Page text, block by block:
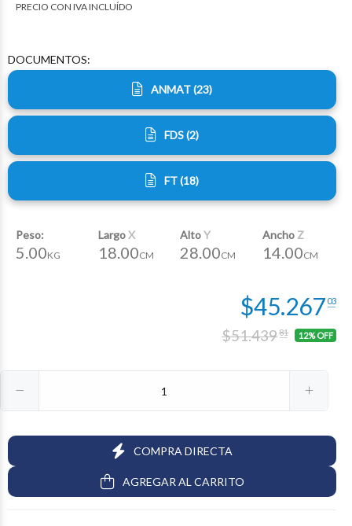
PRECIO CON IVA INCLUÍDO
DOCUMENTOS:
ANMAT (23)
FDS (2)
FT (18)
Peso:
5.00KG
LargoX
18.00CM
AltoY
28.00CM
Ancho Z
14.00CM
$45.267 03
$51.43981 12% OFF
COMPRA DIRECTA
AGREGAR AL CARRITO